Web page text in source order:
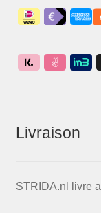
Livraison
STRIDA.nl livre